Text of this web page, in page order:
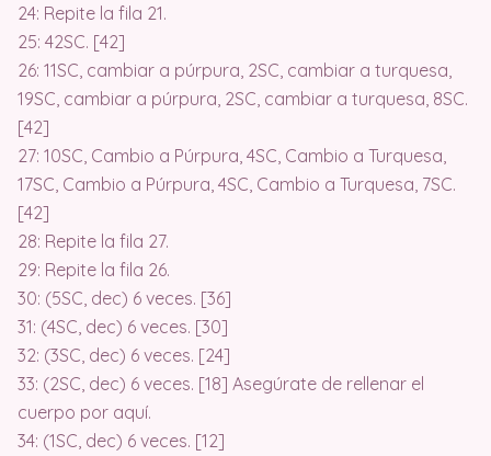
24: Repite la fila 21.
25: 42SC. [42]
26: 11SC, cambiar a púrpura, 2SC, cambiar a turquesa,
19SC, cambiar a púrpura, 2SC, cambiar a turquesa, 8SC.
[42]
27: 10SC, Cambio a Púrpura, 4SC, Cambio a Turquesa,
17SC, Cambio a Púrpura, 4SC, Cambio a Turquesa, 7SC.
[42]
28: Repite la fila 27.
29: Repite la fila 26.
30: (5SC, dec) 6 veces. [36]
31: (4SC, dec) 6 veces. [30]
32: (3SC, dec) 6 veces. [24]
33: (2SC, dec) 6 veces. [18] Asegúrate de rellenar el
cuerpo por aquí.
34: (1SC, dec) 6 veces. [12]